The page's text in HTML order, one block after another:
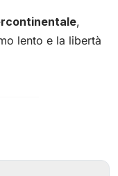
,
lento e la libertà